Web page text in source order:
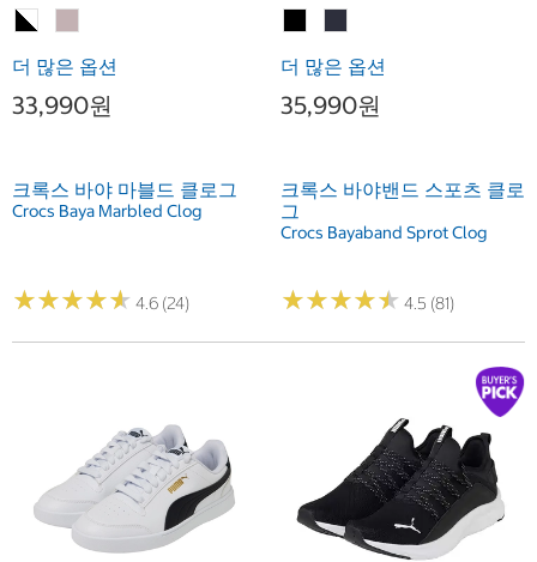
더 많은 옵션
33,990원
크록스 바야 마블드 클로그
Crocs Baya Marbled Clog
★★★★★
★★★★★ 4.6 (24)
더 많은 옵션
35,990원
크록스 바야밴드 스포츠 클로
그
Crocs Bayaband Sprot Clog
★★★★★
★★★★★ 4.5 (81)